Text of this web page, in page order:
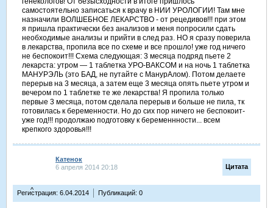
самостоятельно записаться к врачу в НИИ УРОЛОГИИ! Там мне
назначили ВОЛШЕБНОЕ ЛЕКАРСТВО - от рецедивов!!! при этом
я пришла практически без анализов и меня попросили сдать
необходимые анализы и прийти в след раз. НО я сразу поверила
в лекарства, пропила все по схеме и все прошло! уже год ничего
не беспокоит!!! Схема следующая: 3 месяца подряд пьете 2
лекарста: утром — 1 таблетка УРО-ВАКСОМ и на ночь 1 таблетка
МАНУРЭЛЬ (это БАД, не путайте с МанурАлом). Потом делаете
перерыв на 3 месяца, а затем еще 3 месяца опять пьете утром и
вечером по 1 таблетке те же лекарства! Я пропила только
первые 3 месяца, потом сделала перерыв и больше не пила, тк
готовилась к беременности. Но до сих пор ничего не беспокоит-
уже год!!! продолжаю подготовку к беременнности... всем
крепкого здоровья!!!
Цитата
Катенок
6 апреля 2014 20:18
Регистрация: 6.04.2014 Публикаций: 0
^